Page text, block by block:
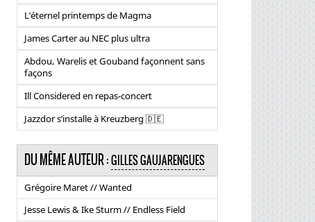
L’éternel printemps de Magma
James Carter au NEC plus ultra
Abdou, Warelis et Gouband façonnent sans
façons
Ill Considered en repas-concert
Jazzdor s’installe à Kreuzberg 🇩🇪
DU MÊME AUTEUR :GILLES GAUJARENGUES
Grégoire Maret // Wanted
Jesse Lewis & Ike Sturm // Endless Field